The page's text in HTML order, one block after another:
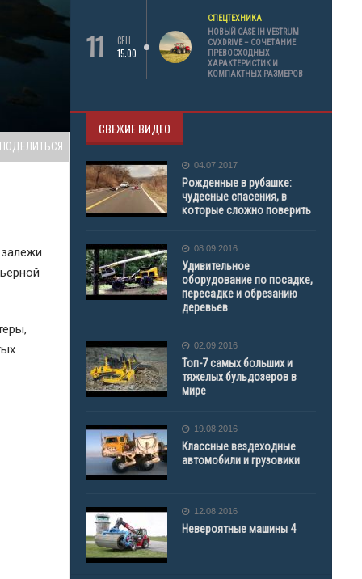
ПОДЕЛИТЬСЯ
11
СЕН
15:00
СПЕЦТЕХНИКА
НОВЫЙ CASE IH VESTRUM
CVXDRIVE – СОЧЕТАНИЕ
ПРЕВОСХОДНЫХ
ХАРАКТЕРИСТИК И
КОМПАКТНЫХ РАЗМЕРОВ
СВЕЖИЕ ВИДЕО
04.07.2017
Рожденные в рубашке:
чудесные спасения, в
которые сложно поверить
08.09.2016
Удивительное
оборудование по посадке,
пересадке и обрезанию
деревьев
02.09.2016
Топ-7 самых больших и
тяжелых бульдозеров в
мире
19.08.2016
Классные вездеходные
автомобили и грузовики
12.08.2016
Невероятные машины 4